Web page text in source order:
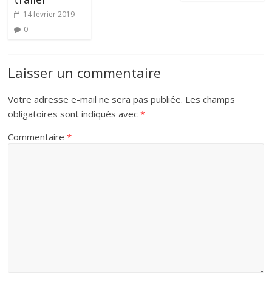
14 février 2019
0
Laisser un commentaire
Votre adresse e-mail ne sera pas publiée. Les champs
obligatoires sont indiqués avec*
Commentaire*